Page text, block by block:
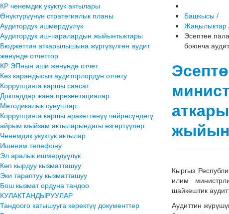
КР ченемдик укуктук актылары
Өнүктүрүүнүн стратегиялык планы
Аудитордук ишмердүүлүк
Аудитордук иш-чаралардын жыйынтыктары
Бюджеттин аткарылышына жүргүзүлгөн аудит
жөнүндө отчеттор
КР ЭПнын иши жөнүндө отчет
Көз карандысыз аудиторлордун отчету
Коррупцияга каршы саясат
Докладдар жана презентациялар
Методикалык сунуштар
Коррупцияга каршы аракеттенүү чөйрөсүндөгү
айрым мыйзам актыларындагы өзгөртүүлөр
Ченемдик укуктук актылар
Ишеним телефону
Эл аралык ишмердүүлүк
Көп кырдуу кызматташуу
Эки тараптуу кызматташуу
Бош кызмат ордуна тандоо
КУЛАКТАНДЫРУУЛАР
Тандоого катышууга керектүү документтер
Башкысы /
Жаңылыктар
Эсептөө
боюнча
Кыргыз
илим
шайкештик
Аудиттин